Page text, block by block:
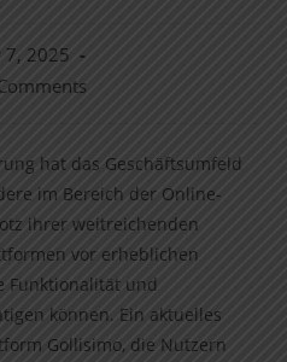
7, 2025
hat das Geschäftsumfeld
im Bereich der Online-
ihrer weitreichenden
vor erheblichen
Funktionalität und
können. Ein aktuelles
Gollisimo, die Nutzern